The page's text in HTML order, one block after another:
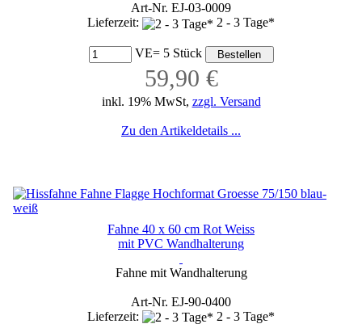
Art-Nr. EJ-03-0009
Lieferzeit:
2 - 3 Tage*
VE= 5 Stück
59,90 €
inkl. 19% MwSt, zzgl. Versand
Zu den Artikeldetails ...
Fahne 40 x 60 cm Rot Weiss
mit PVC Wandhalterung
Fahne mit Wandhalterung
Art-Nr. EJ-90-0400
Lieferzeit:
2 - 3 Tage*